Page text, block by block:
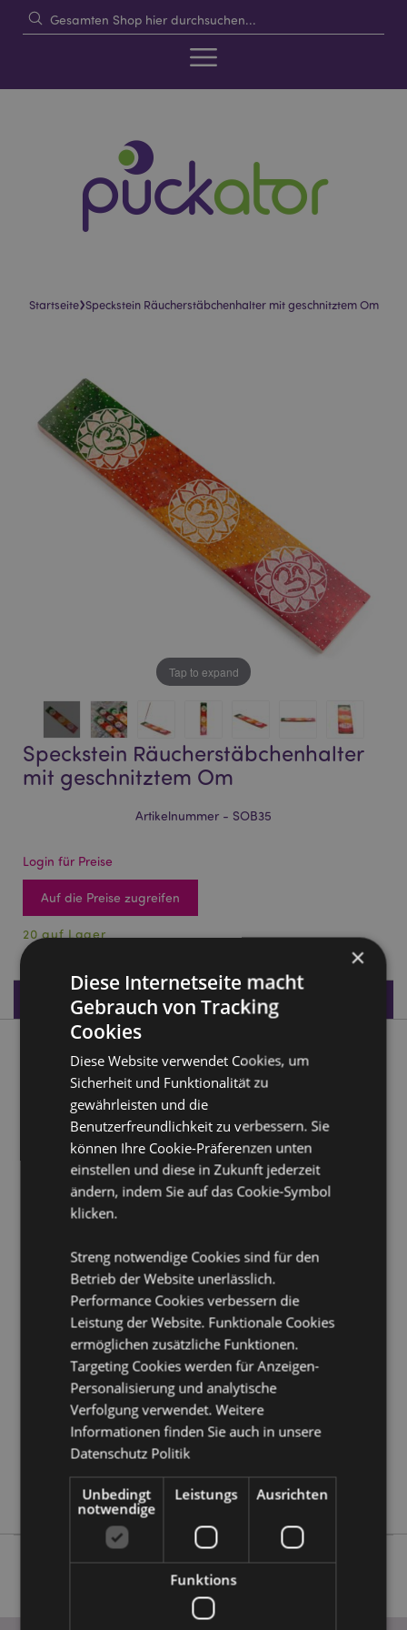
Startseite›Speckstein Räucherstäbchenhalter mit geschnitztem Om
the
images
beginning
the
images
Tap to expand
Speckstein Räucherstäbchenhalter
mit geschnitztem Om
Artikelnummer - SOB35
Login für Preise
Auf die Preise zugreifen
20 auf Lager
Produktdaten
Produktbeschreibung
Speckstein Räucherstäbchenhalter mit geschnitztem Om
Material:Speckstein
Verwendbar für:Räucherstäbchen
Produkttressourcen:
Möchten Sie mehr über den Einkauf bei Puckator
Kundeninformationen.
Produktattribute
Information
Höhe 0.5cm Breite 25cm Tiefe 5cm
5055071790416
24
0.362000
Keine
×
Diese Internetseite macht
Gebrauch von Tracking
Cookies
Diese Website verwendet Cookies, um
Sicherheit und Funktionalität zu
gewährleisten und die
Benutzerfreundlichkeit zu verbessern. Sie
können Ihre Cookie-Präferenzen unten
einstellen und diese in Zukunft jederzeit
ändern, indem Sie auf das Cookie-Symbol
klicken.
Streng notwendige Cookies sind für den
Betrieb der Website unerlässlich.
Performance Cookies verbessern die
Leistung der Website. Funktionale Cookies
ermöglichen zusätzliche Funktionen.
Targeting Cookies werden für Anzeigen-
Personalisierung und analytische
Verfolgung verwendet. Weitere
Informationen finden Sie auch in unsere
Datenschutz Politik
Unbedingt
notwendige
Leistungs Ausrichten
Funktions